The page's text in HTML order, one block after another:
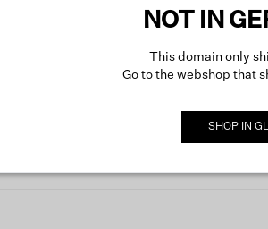
NOT IN
This domain only
Go to the webshop that
SHOP IN